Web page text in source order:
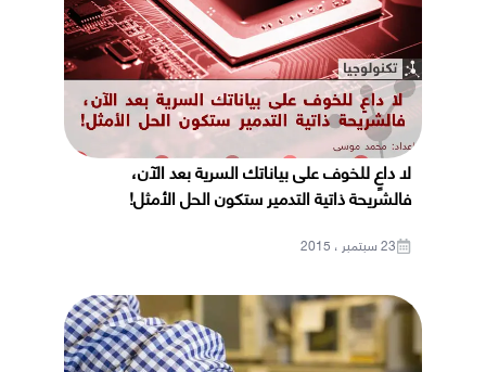
لا داعٍ للخوف على بياناتك السرية بعد الآن،
فالشريحة ذاتية التدمير ستكون الحل الأمثل!
23 سبتمبر ، 2015